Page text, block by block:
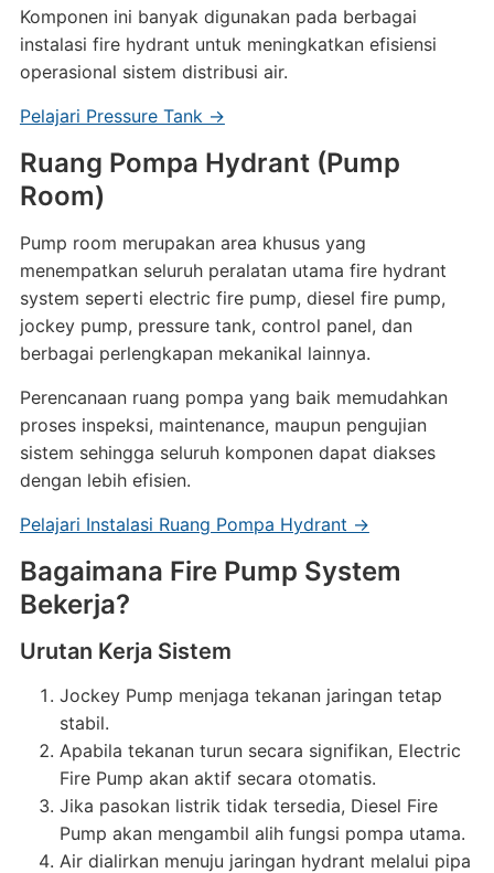
Komponen ini banyak digunakan pada berbagai
instalasi fire hydrant untuk meningkatkan efisiensi
operasional sistem distribusi air.
Pelajari Pressure Tank →
Ruang Pompa Hydrant (Pump
Room)
Pump room merupakan area khusus yang
menempatkan seluruh peralatan utama fire hydrant
system seperti electric fire pump, diesel fire pump,
jockey pump, pressure tank, control panel, dan
berbagai perlengkapan mekanikal lainnya.
Perencanaan ruang pompa yang baik memudahkan
proses inspeksi, maintenance, maupun pengujian
sistem sehingga seluruh komponen dapat diakses
dengan lebih efisien.
Pelajari Instalasi Ruang Pompa Hydrant →
Bagaimana Fire Pump System
Bekerja?
Urutan Kerja Sistem
Jockey Pump menjaga tekanan jaringan tetap
stabil.
Apabila tekanan turun secara signifikan, Electric
Fire Pump akan aktif secara otomatis.
Jika pasokan listrik tidak tersedia, Diesel Fire
Pump akan mengambil alih fungsi pompa utama.
Air dialirkan menuju jaringan hydrant melalui pipa